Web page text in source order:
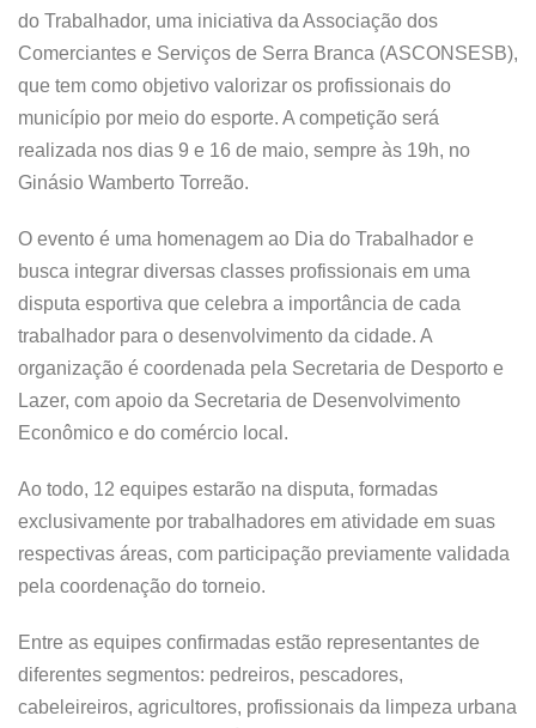
do Trabalhador, uma iniciativa da Associação dos
Comerciantes e Serviços de Serra Branca (ASCONSESB),
que tem como objetivo valorizar os profissionais do
município por meio do esporte. A competição será
realizada nos dias 9 e 16 de maio, sempre às 19h, no
Ginásio Wamberto Torreão.
O evento é uma homenagem ao Dia do Trabalhador e
busca integrar diversas classes profissionais em uma
disputa esportiva que celebra a importância de cada
trabalhador para o desenvolvimento da cidade. A
organização é coordenada pela Secretaria de Desporto e
Lazer, com apoio da Secretaria de Desenvolvimento
Econômico e do comércio local.
Ao todo, 12 equipes estarão na disputa, formadas
exclusivamente por trabalhadores em atividade em suas
respectivas áreas, com participação previamente validada
pela coordenação do torneio.
Entre as equipes confirmadas estão representantes de
diferentes segmentos: pedreiros, pescadores,
cabeleireiros, agricultores, profissionais da limpeza urbana